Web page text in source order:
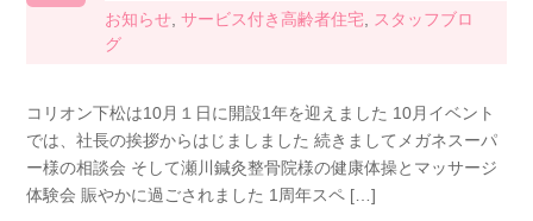
お知らせ ,サービス付き高齢者住宅
スタッフブロ
グ
コリオン下松は10月１日に開設1年を迎えました 10月イベント
では、社長の挨拶からはじましました 続きましてメガネスーパ
ー様の相談会 そして瀬川鍼灸整骨院様の健康体操とマッサージ
体験会 賑やかに過ごされました 1周年スペ […]